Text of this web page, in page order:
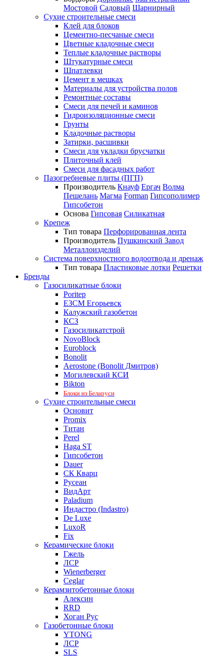
Мостовой Садовый Шарнирный
Сухие строительные смеси
Клей для блоков
Цементно-песчаные смеси
Цветные кладочные смеси
Теплые кладочные растворы
Штукатурные смеси
Шпатлевки
Цемент в мешках
Материалы для устройства полов
Ремонтные составы
Смеси для печей и каминов
Гидроизоляционные смеси
Грунты
Кладочные растворы
Затирки, расшивки
Смеси для укладки брусчатки
Плиточный клей
Смеси для фасадных работ
Пазогребневые плиты (ПГП)
Производитель Кнауф Ергач Волма
Пешелань Магма Forman Гипсополимер
Гипсобетон
Основа Гипсовая Силикатная
Крепеж
Тип товара Перфорированная лента
Производитель Пушкинский Завод
Металлоизделий
Система поверхностного водоотвода и дренаж
Тип товара Пластиковые лотки Решетки
Бренды
Газосиликатные блоки
Poritep
ЕЗСМ Егорьевск
Калужский газобетон
КСЗ
Газосиликатстрой
NovoBlock
Euroblock
Bonolit
Aerostone (Bonolit Дмитров)
Могилевский КСИ
Bikton
Блоки из Беларуси
Сухие строительные смеси
Основит
Promix
Титан
Perel
Haga ST
Гипсобетон
Dauer
СК Кварц
Русеан
ВидАрт
Paladium
Индастро (Indastro)
De Luxe
LuxoR
Fix
Керамические блоки
Гжель
ЛСР
Wienerberger
Ceglar
Керамзитобетонные блоки
Алексин
RRD
Хоган Рус
Газобетонные блоки
YTONG
ЛСР
SLS